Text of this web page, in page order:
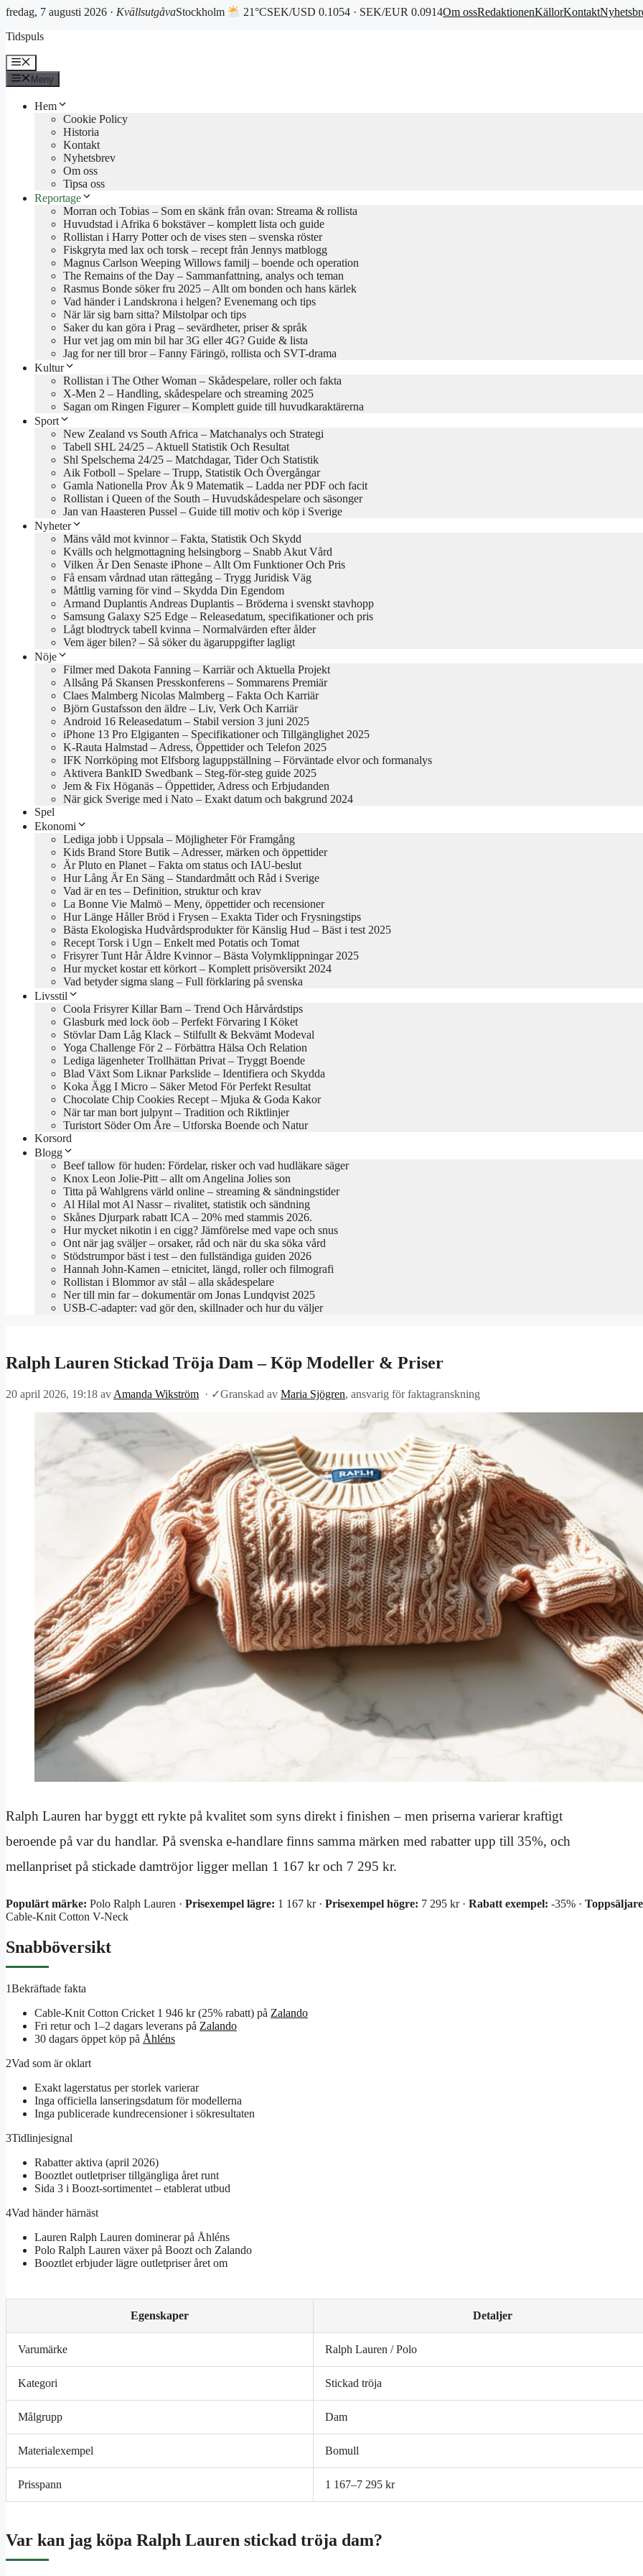
fredag, 7 augusti 2026 · KvällsutgåvaStockholm 21°CSEK/USD 0.1054 · SEK/EUR 0.0914Om ossRedaktionenKällorKontakt
till
Tidspuls
Meny
Meny
Hem
Cookie Policy
Historia
Kontakt
Nyhetsbrev
Om oss
Tipsa oss
Reportage
Morran och Tobias – Som en skänk från ovan: Streama & rollista
Huvudstad i Afrika 6 bokstäver – komplett lista och guide
Rollistan i Harry Potter och de vises sten – svenska röster
Fiskgryta med lax och torsk – recept från Jennys matblogg
Magnus Carlson Weeping Willows familj – boende och operation
The Remains of the Day – Sammanfattning, analys och teman
Rasmus Bonde söker fru 2025 – Allt om bonden och hans kärlek
Vad händer i Landskrona i helgen? Evenemang och tips
När lär sig barn sitta? Milstolpar och tips
Saker du kan göra i Prag – sevärdheter, priser & språk
Hur vet jag om min bil har 3G eller 4G? Guide & lista
Jag for ner till bror – Fanny Färingö, rollista och SVT-drama
Kultur
Rollistan i The Other Woman – Skådespelare, roller och fakta
X-Men 2 – Handling, skådespelare och streaming 2025
Sagan om Ringen Figurer – Komplett guide till huvudkaraktärerna
Sport
New Zealand vs South Africa – Matchanalys och Strategi
Tabell SHL 24/25 – Aktuell Statistik Och Resultat
Shl Spelschema 24/25 – Matchdagar, Tider Och Statistik
Aik Fotboll – Spelare – Trupp, Statistik Och Övergångar
Gamla Nationella Prov Åk 9 Matematik – Ladda ner PDF och facit
Rollistan i Queen of the South – Huvudskådespelare och säsonger
Jan van Haasteren Pussel – Guide till motiv och köp i Sverige
Nyheter
Mäns våld mot kvinnor – Fakta, Statistik Och Skydd
Kvälls och helgmottagning helsingborg – Snabb Akut Vård
Vilken Är Den Senaste iPhone – Allt Om Funktioner Och Pris
Få ensam vårdnad utan rättegång – Trygg Juridisk Väg
Måttlig varning för vind – Skydda Din Egendom
Armand Duplantis Andreas Duplantis – Bröderna i svenskt stavhopp
Samsung Galaxy S25 Edge – Releasedatum, specifikationer och pris
Lågt blodtryck tabell kvinna – Normalvärden efter ålder
Vem äger bilen? – Så söker du ägaruppgifter lagligt
Nöje
Filmer med Dakota Fanning – Karriär och Aktuella Projekt
Allsång På Skansen Presskonferens – Sommarens Premiär
Claes Malmberg Nicolas Malmberg – Fakta Och Karriär
Björn Gustafsson den äldre – Liv, Verk Och Karriär
Android 16 Releasedatum – Stabil version 3 juni 2025
iPhone 13 Pro Elgiganten – Specifikationer och Tillgänglighet 2025
K-Rauta Halmstad – Adress, Öppettider och Telefon 2025
IFK Norrköping mot Elfsborg laguppställning – Förväntade elvor och formanalys
Aktivera BankID Swedbank – Steg-för-steg guide 2025
Jem & Fix Höganäs – Öppettider, Adress och Erbjudanden
När gick Sverige med i Nato – Exakt datum och bakgrund 2024
Spel
Ekonomi
Lediga jobb i Uppsala – Möjligheter För Framgång
Kids Brand Store Butik – Adresser, märken och öppettider
Är Pluto en Planet – Fakta om status och IAU-beslut
Hur Lång Är En Säng – Standardmått och Råd i Sverige
Vad är en tes – Definition, struktur och krav
La Bonne Vie Malmö – Meny, öppettider och recensioner
Hur Länge Håller Bröd i Frysen – Exakta Tider och Frysningstips
Bästa Ekologiska Hudvårdsprodukter för Känslig Hud – Bäst i test 2025
Recept Torsk i Ugn – Enkelt med Potatis och Tomat
Frisyrer Tunt Hår Äldre Kvinnor – Bästa Volymklippningar 2025
Hur mycket kostar ett körkort – Komplett prisöversikt 2024
Vad betyder sigma slang – Full förklaring på svenska
Livsstil
Coola Frisyrer Killar Barn – Trend Och Hårvårdstips
Glasburk med lock öob – Perfekt Förvaring I Köket
Stövlar Dam Låg Klack – Stilfullt & Bekvämt Modeval
Yoga Challenge För 2 – Förbättra Hälsa Och Relation
Lediga lägenheter Trollhättan Privat – Tryggt Boende
Blad Växt Som Liknar Parkslide – Identifiera och Skydda
Koka Ägg I Micro – Säker Metod För Perfekt Resultat
Chocolate Chip Cookies Recept – Mjuka & Goda Kakor
När tar man bort julpynt – Tradition och Riktlinjer
Turistort Söder Om Åre – Utforska Boende och Natur
Korsord
Blogg
Beef tallow för huden: Fördelar, risker och vad hudläkare säger
Knox Leon Jolie-Pitt – allt om Angelina Jolies son
Titta på Wahlgrens värld online – streaming & sändningstider
Al Hilal mot Al Nassr – rivalitet, statistik och sändning
Skånes Djurpark rabatt ICA – 20% med stammis 2026.
Hur mycket nikotin i en cigg? Jämförelse med vape och snus
Ont när jag sväljer – orsaker, råd och när du ska söka vård
Stödstrumpor bäst i test – den fullständiga guiden 2026
Hannah John-Kamen – etnicitet, längd, roller och filmografi
Rollistan i Blommor av stål – alla skådespelare
Ner till min far – dokumentär om Jonas Lundqvist 2025
USB-C-adapter: vad gör den, skillnader och hur du väljer
Ralph Lauren Stickad Tröja Dam – Köp Modeller & Priser
20 april 2026, 19:18 av Amanda Wikström · ✓Granskad av Maria Sjögren, ansvarig för faktagranskning
Ralph Lauren har byggt ett rykte på kvalitet som syns direkt i finishen – men priserna varierar kraftigt
beroende på var du handlar. På svenska e-handlare finns samma märken med rabatter upp till 35%, och
mellanpriset på stickade damtröjor ligger mellan 1 167 kr och 7 295 kr.
Populärt märke: Polo Ralph Lauren · Prisexempel lägre: 1 167 kr · Prisexempel högre: 7 295 kr · Rabatt exempel: -35% ·
Cable-Knit Cotton V-Neck
Snabböversikt
1Bekräftade fakta
Cable-Knit Cotton Cricket 1 946 kr (25% rabatt) på Zalando
Fri retur och 1–2 dagars leverans på Zalando
30 dagars öppet köp på Åhléns
2Vad som är oklart
Exakt lagerstatus per storlek varierar
Inga officiella lanseringsdatum för modellerna
Inga publicerade kundrecensioner i sökresultaten
3Tidlinjesignal
Rabatter aktiva (april 2026)
Booztlet outletpriser tillgängliga året runt
Sida 3 i Boozt-sortimentet – etablerat utbud
4Vad händer härnäst
Lauren Ralph Lauren dominerar på Åhléns
Polo Ralph Lauren växer på Boozt och Zalando
Booztlet erbjuder lägre outletpriser året om
Egenskaper Detaljer
Varumärke Ralph Lauren / Polo
Kategori Stickad tröja
Målgrupp Dam
Materialexempel Bomull
Prisspann 1 167–7 295 kr
Var kan jag köpa Ralph Lauren stickad tröja dam?